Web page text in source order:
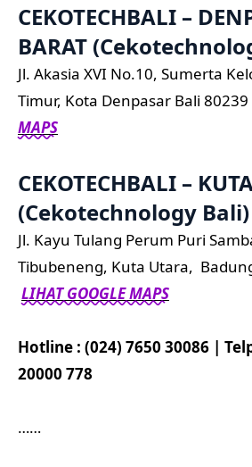
CEKOTECHBALI –
BARAT
Jl. Akasia XVI No.10, Sumerta
Timur, Kota Denpasar Bali 80239
MAPS
CEKOTECHBALI –
(Cekotechnology Bali)
Jl. Kayu Tulang Perum Puri
Tibubeneng, Kuta Utara,
LIHAT GOOGLE MAPS
Hotline : (024) 7650 30086 |
20000 778
……